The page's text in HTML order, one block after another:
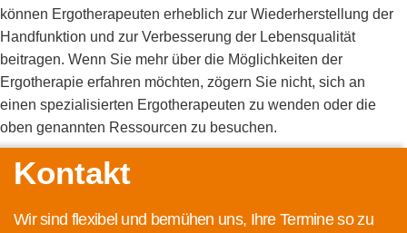
können Ergotherapeuten erheblich zur Wiederherstellung der
Handfunktion und zur Verbesserung der Lebensqualität
beitragen. Wenn Sie mehr über die Möglichkeiten der
Ergotherapie erfahren möchten, zögern Sie nicht, sich an
einen spezialisierten Ergotherapeuten zu wenden oder die
oben genannten Ressourcen zu besuchen.
Kontakt
Wir sind flexibel und bemühen uns, Ihre Termine so zu